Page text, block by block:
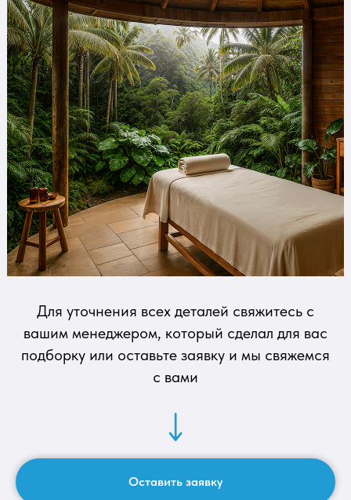
Для уточнения всех деталей свяжитесь с
вашим менеджером, который сделал для вас
подборку или оставьте заявку и мы свяжемся
с вами
Оставить заявку